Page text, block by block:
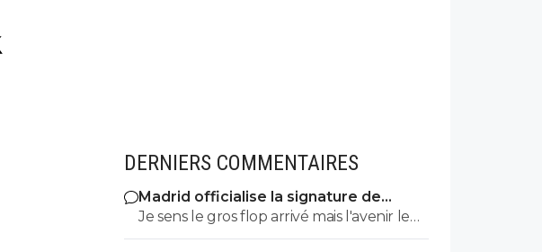
DERNIERS COMMENTAIRES
Madrid officialise la signature de
Diomande, le plus gros transfert de
Je sens le gros flop arrivé mais l'avenir le
dira. En tout cas il y avait une trop sombre